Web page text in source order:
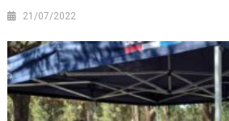
21/07/2022